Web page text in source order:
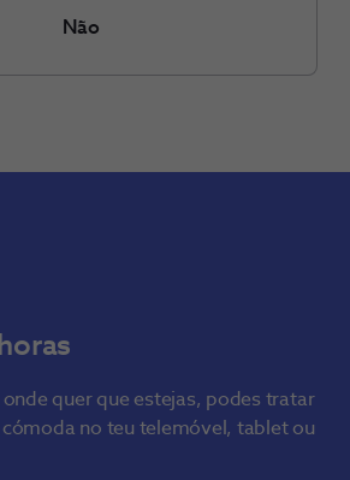
Não
quer que estejas, podes tratar
no teu telemóvel, tablet ou